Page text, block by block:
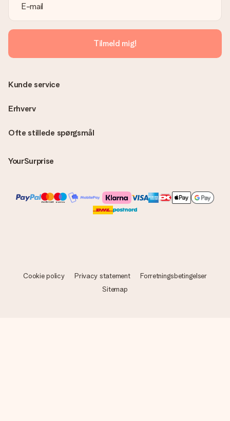
Er fakturaen sendt sammen med ordren?
Ingen faktura sendes med din ordre. Du modtager altid
fakturaen i bekræftelsesemailen, og du kan altid finde den i din
MySurprise-konto. Det betyder at du kan få gaven leveret
direkte til modtageren, hvilket gør det til en sand
overraskelse!
Tilmeld mig!
Ofte stillede spørgsmål
YourSurprise
Kunde service
Erhverv
Cookie policy Privacy statement
Forretningsbetingelser
Sitemap